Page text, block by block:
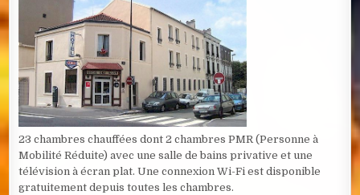
23 chambres chauffées dont 2 chambres PMR (Personne à
Mobilité Réduite) avec une salle de bains privative et une
télévision à écran plat. Une connexion Wi-Fi est disponible
gratuitement depuis toutes les chambres.